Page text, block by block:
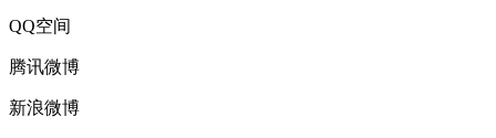
QQ空间
腾讯微博
新浪微博